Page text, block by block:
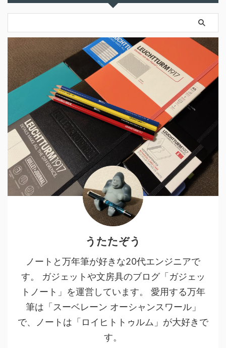
うたたぞう
ノートと万年筆が好きな20代エンジニアで
す。 ガジェットや文房具のブログ「ガジェッ
トノート」を運営しています。 愛用する万年
筆は「スーベレーン オーシャンスワール」
で、ノートは「ロイヒトトゥルム」が大好きで
す。